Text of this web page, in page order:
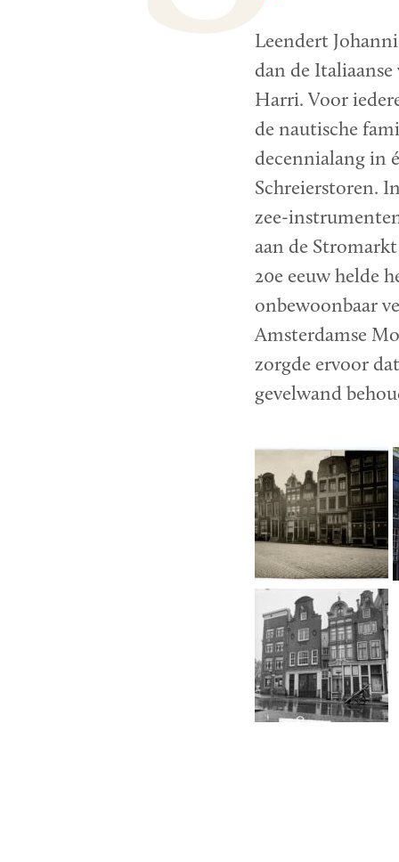
Leendert
dan de
Harri. Voor
de nautische
decennialang in
Schreierstoren.
zee-
aan de
20e eeuw helde
onbewoonbaar
Amsterdamse
zorgde ervoor
gevelwand